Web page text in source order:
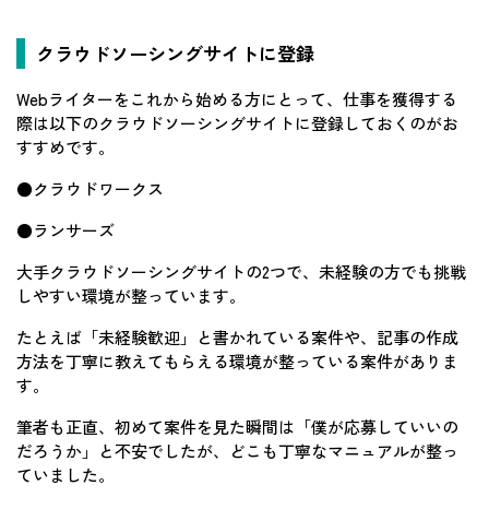
クラウドソーシングサイトに登録
Webライターをこれから始める方にとって、仕事を獲得する
際は以下のクラウドソーシングサイトに登録しておくのがお
すすめです。
●クラウドワークス
●ランサーズ
大手クラウドソーシングサイトの2つで、未経験の方でも挑戦
しやすい環境が整っています。
たとえば「未経験歓迎」と書かれている案件や、記事の作成
方法を丁寧に教えてもらえる環境が整っている案件がありま
す。
筆者も正直、初めて案件を見た瞬間は「僕が応募していいの
だろうか」と不安でしたが、どこも丁寧なマニュアルが整っ
ていました。